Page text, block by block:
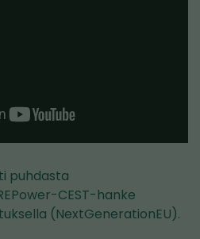
puhdasta
CEST-hanke
(NextGenerationEU).